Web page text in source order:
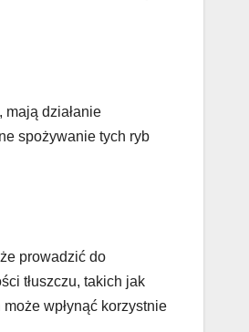
mają działanie
spożywanie tych ryb
prowadzić do
tłuszczu, takich jak
wpłynąć korzystnie